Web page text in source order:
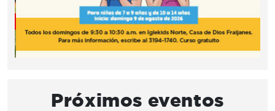
Próximos eventos